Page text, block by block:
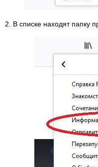
2. В списке находят папку